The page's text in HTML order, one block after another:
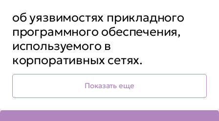
об уязвимостях прикладного
программного обеспечения,
используемого в
корпоративных сетях.
Вы сможете:
Показать еще